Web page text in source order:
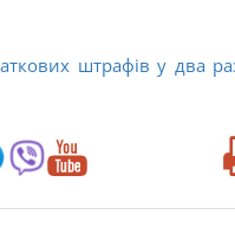
штрафів у два